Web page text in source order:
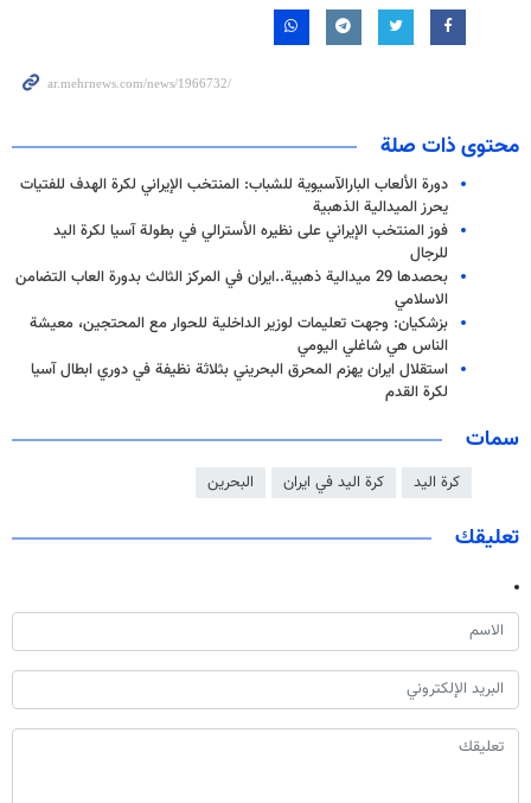
محتوى ذات صلة
دورة الألعاب البارالآسيوية للشباب: المنتخب الإيراني لكرة الهدف للفتیات
يحرز الميدالية الذهبية
فوز المنتخب الإيراني على نظيره الأسترالي في بطولة آسيا لكرة اليد
للرجال
بحصدها 29 ميدالية ذهبية..ايران في المركز الثالث بدورة العاب التضامن
الاسلامي
بزشكيان: وجهت تعليمات لوزير الداخلية للحوار مع المحتجين، معيشة
الناس هي شاغلي اليومي
استقلال ايران يهزم المحرق البحريني بثلاثة نظيفة في دوري ابطال آسيا
لكرة القدم
سمات
كرة اليد كرة اليد في ايران البحرين
تعليقك